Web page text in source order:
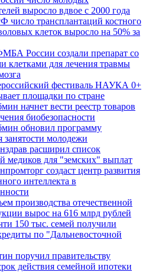
выросло вдвое с 2000 года
трансплантаций костного
клеток выросло на 50% за
России создали препарат со
клетками для лечения травмы
фестиваль НАУКА 0+
площадки по стране
начнет вести реестр товаров
биобезопасности
обновил программу
занятости молодежи
расширил список
медиков для "земских" выплат
создаст центр развития
интеллекта в
производства отечественной
вырос на 616 млрд рублей
150 тыс. семей получили
по "Дальневосточной
поручил правительству
действия семейной ипотеки